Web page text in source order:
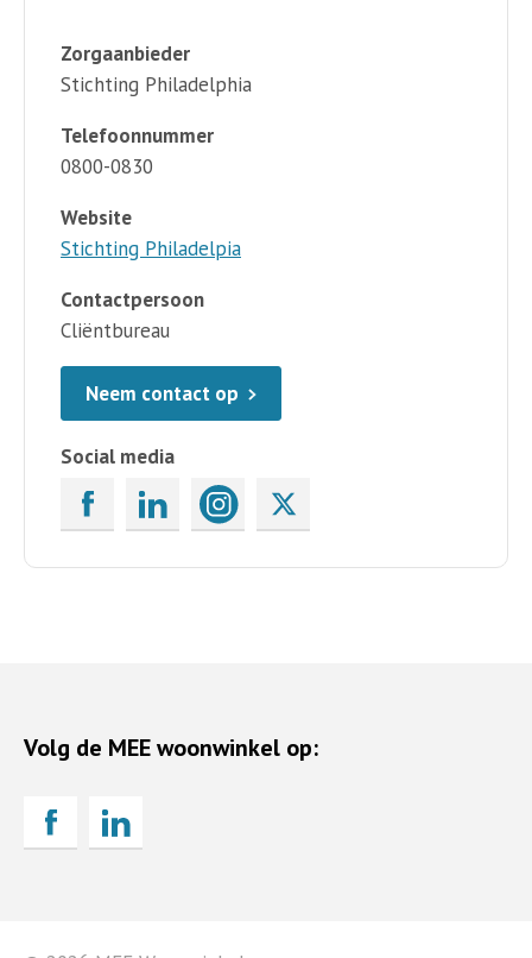
Zorgaanbieder
Stichting Philadelphia
Telefoonnummer
0800-0830
Website
Stichting Philadelpia
Contactpersoon
Cliëntbureau
Neem contact op
Social media
Volg de MEE woonwinkel op: